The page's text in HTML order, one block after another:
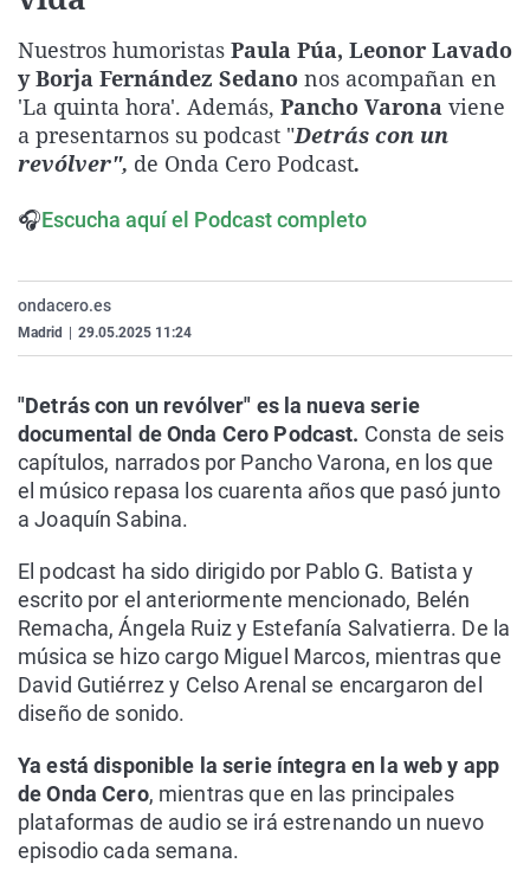
Gente viajera
Como el perro y el
Retornados
Equipo de
Operación Viuda
Galicia
La Rioja
Navarra
Televisión
Elecciones
Nuestros humoristas Paula Púa, Leonor Lavado
y Borja Fernández Sedano nos acompañan en
'La quinta hora'. Además, Pancho Varona viene
a presentarnos su podcast "Detrás con un
revólver", de Onda Cero Podcast.
🎧Escucha aquí el Podcast completo
ondacero.es
Madrid 29.05.2025 11:24
"Detrás con un revólver" es la nueva serie
documental de Onda Cero Podcast. Consta de seis
capítulos, narrados por Pancho Varona, en los que
el músico repasa los cuarenta años que pasó junto
a Joaquín Sabina.
El podcast ha sido dirigido por Pablo G. Batista y
escrito por el anteriormente mencionado, Belén
Remacha, Ángela Ruiz y Estefanía Salvatierra. De la
música se hizo cargo Miguel Marcos, mientras que
David Gutiérrez y Celso Arenal se encargaron del
diseño de sonido.
Ya está disponible la serie íntegra en la web y app
de Onda Cero, mientras que en las principales
plataformas de audio se irá estrenando un nuevo
episodio cada semana.